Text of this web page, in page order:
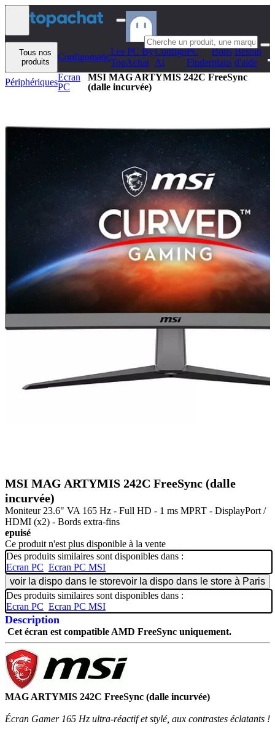
Aller au contenu
Tous nos
produits
Configomatic
Les PC By
TopAchat
Configo
Ai
PC
Finder
Bons
plans
Besoin
d'aide
PériphériquesEcran
PC
MSI MAG ARTYMIS 242C FreeSync
(dalle incurvée)
MSI MAG ARTYMIS 242C FreeSync (dalle
incurvée)
Moniteur 23.6" VA 165 Hz - Full HD - 1 ms MPRT - DisplayPort /
HDMI (x2) - Bords extra-fins
epuisé
Ce produit n'est plus disponible à la vente
Des produits similaires sont disponibles dans :
Ecran PC Ecran PC MSI
voir la dispo dans le storevoir la dispo dans le store à Paris
Des produits similaires sont disponibles dans :
Ecran PC Ecran PC MSI
Description
Cet écran est compatible AMD FreeSync uniquement.
MAG ARTYMIS 242C FreeSync (dalle incurvée)
Écran Gamer 165 Hz ultra-réactif et stylé, aux contrastes éclatants !